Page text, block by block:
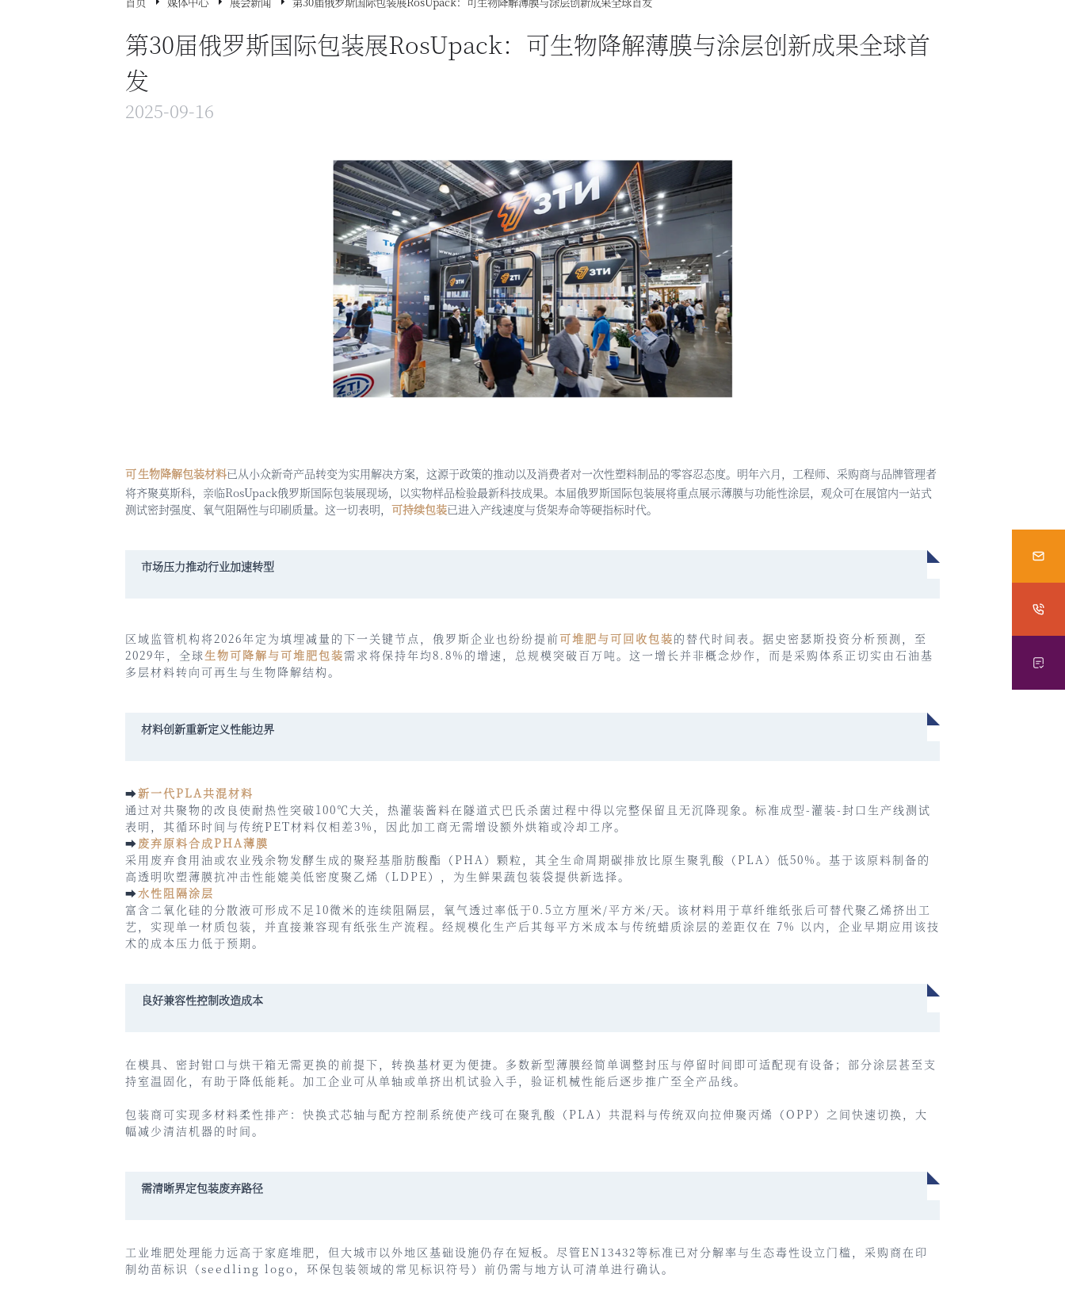
第30届俄罗斯国际包装展RosUpack：可生物降解薄膜与涂层创新成果全球首
发
2025-09-16
可生物降解包装材料已从小众新奇产品转变为实用解决方案，这源于政策的推动以及消费者对一次性塑料制品的零容忍态度。明年六月，工程师、采购商与品牌管理者
将齐聚莫斯科，亲临RosUpack俄罗斯国际包装展现场，以实物样品检验最新科技成果。本届俄罗斯国际包装展将重点展示薄膜与功能性涂层，观众可在展馆内一站式
测试密封强度、氧气阻隔性与印刷质量。这一切表明， 可持续包装已进入产线速度与货架寿命等硬指标时代。
市场压力推动行业加速转型
区域监管机构将2026年定为填埋减量的下一关键节点，俄罗斯企业也纷纷提前可堆肥与可回收包装的替代时间表。据史密瑟斯投资分析预测，至
2029年，全球生物可降解与可堆肥包装需求将保持年均8.8%的增速，总规模突破百万吨。这一增长并非概念炒作，而是采购体系正切实由石油基
多层材料转向可再生与生物降解结构。
材料创新重新定义性能边界
➡新一代PLA共混材料
通过对共聚物的改良使耐热性突破100℃大关，热灌装酱料在隧道式巴氏杀菌过程中得以完整保留且无沉降现象。标准成型-灌装-封口生产线测试
表明，其循环时间与传统PET材料仅相差3%，因此加工商无需增设额外烘箱或冷却工序。
➡废弃原料合成PHA薄膜
采用废弃食用油或农业残余物发酵生成的聚羟基脂肪酸酯 （PHA）颗粒，其全生命周期碳排放比原生聚乳酸（PLA）低50%。基于该原料制备的
高透明吹塑薄膜抗冲击性能媲美低密度聚乙烯（LDPE），为生鲜果蔬包装袋提供新选择。
➡水性阻隔涂层
富含二氧化硅的分散液可形成不足10微米的连续阻隔层，氧气透过率低于0.5立方厘米/平方米/天。该材料用于草纤维纸张后可替代聚乙烯挤出工
艺，实现单一材质包装，并直接兼容现有纸张生产流程。经规模化生产后其每平方米成本与传统蜡质涂层的差距仅在 7% 以内，企业早期应用该技
术的成本压力低于预期。
良好兼容性控制改造成本
在模具、密封钳口与烘干箱无需更换的前提下，转换基材更为便捷。多数新型薄膜经简单调整封压与停留时间即可适配现有设备；部分涂层甚至支
持室温固化，有助于降低能耗。加工企业可从单轴或单挤出机试验入手，验证机械性能后逐步推广至全产品线。
包装商可实现多材料柔性排产：快换式芯轴与配方控制系统使产线可在聚乳酸（PLA）共混料与传统双向拉伸聚丙烯（OPP）之间快速切换，大
幅减少清洁机器的时间。
需清晰界定包装废弃路径
工业堆肥处理能力远高于家庭堆肥，但大城市以外地区基础设施仍存在短板。尽管EN13432等标准已对分解率与生态毒性设立门槛，采购商在印
制幼苗标识（seedling logo，环保包装领域的常见标识符号）前仍需与地方认可清单进行确认。